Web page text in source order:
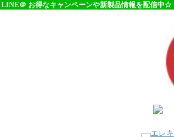
LINE＠ お得なキャンペーンや新製品情報を配信中☆